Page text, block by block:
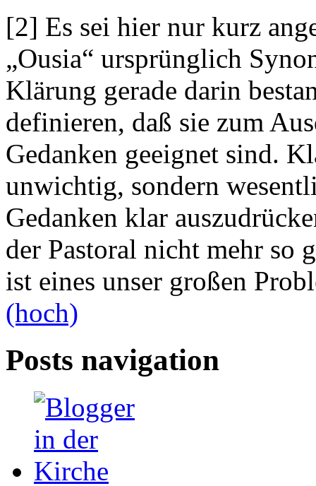
[2] Es sei hier nur kurz
„Ousia“ ursprünglich
Klärung gerade darin
definieren, daß sie zum
Gedanken geeignet sind.
unwichtig, sondern
Gedanken klar
der Pastoral nicht mehr so
ist eines unser großen
(hoch)
Posts navigation